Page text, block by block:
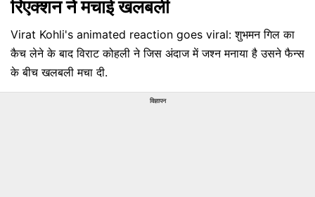
रिएक्शन ने मचाई खलबली
Virat Kohli's animated reaction goes viral: शुभमन गिल का
कैच लेने के बाद विराट कोहली ने जिस अंदाज में जश्न मनाया है उसने फैन्स
के बीच खलबली मचा दी.
विज्ञापन